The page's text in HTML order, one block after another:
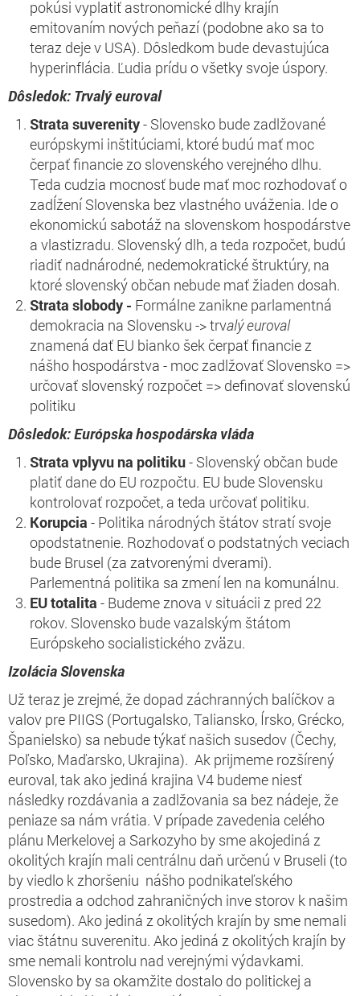
pokúsi vyplatiť astronomické dlhy krajín
emitovaním nových peňazí (podobne ako sa to
teraz deje v USA). Dôsledkom bude devastujúca
hyperinflácia. Ľudia prídu o všetky svoje úspory.
Dôsledok: Trvalý euroval
Strata suverenity- Slovensko bude zadlžované
európskymi inštitúciami, ktoré budú mať moc
čerpať financie zo slovenského verejného dlhu.
Teda cudzia mocnosť bude mať moc rozhodovať o
zadĺžení Slovenska bez vlastného uváženia. Ide o
ekonomickú sabotáž na slovenskom hospodárstve
a vlastizradu. Slovenský dlh, a teda rozpočet, budú
riadiť nadnárodné, nedemokratické štruktúry, na
ktoré slovenský občan nebude mať žiaden dosah.
Strata slobody - Formálne zanikne parlamentná
demokracia na Slovensku -> trvalý euroval
znamená dať EU bianko šek čerpať financie z
nášho hospodárstva - moc zadlžovať Slovensko =>
určovať slovenský rozpočet => definovať slovenskú
politiku
Dôsledok: Európska hospodárska vláda
Strata vplyvu na politiku- Slovenský občan bude
platiť dane do EU rozpočtu. EU bude Slovensku
kontrolovať rozpočet, a teda určovať politiku.
Korupcia - Politika národných štátov stratí svoje
opodstatnenie. Rozhodovať o podstatných veciach
bude Brusel (za zatvorenými dverami).
Parlementná politika sa zmení len na komunálnu.
EU totalita - Budeme znova v situácii z pred 22
rokov. Slovensko bude vazalským štátom
Európskeho socialistického zväzu.
Izolácia Slovenska
Už teraz je zrejmé, že dopad záchranných balíčkov a
valov pre PIIGS (Portugalsko, Taliansko, Írsko, Grécko,
Španielsko) sa nebude týkať našich susedov (Čechy,
Poľsko, Maďarsko, Ukrajina). Ak prijmeme rozšírený
euroval, tak ako jediná krajina V4 budeme niesť
následky rozdávania a zadlžovania sa bez nádeje, že
peniaze sa nám vrátia. V prípade zavedenia celého
plánu Merkelovej a Sarkozyho by sme akojediná z
okolitých krajín mali centrálnu daň určenú v Bruseli (to
by viedlo k zhoršeniu nášho podnikateľského
prostredia a odchod zahraničných inve storov k našim
susedom). Ako jediná z okolitých krajín by sme nemali
viac štátnu suverenitu. Ako jediná z okolitých krajín by
sme nemali kontrolu nad verejnými výdavkami.
Slovensko by sa okamžite dostalo do politickej a